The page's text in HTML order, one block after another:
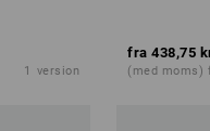
1 version
fra 438,75
(med moms)